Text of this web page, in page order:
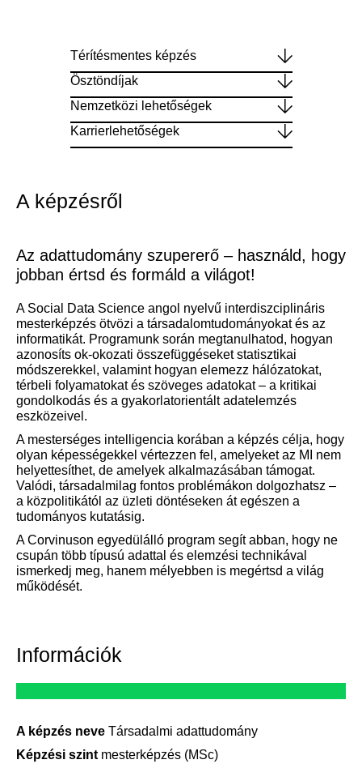
Térítésmentes képzés
Ösztöndíjak
Nemzetközi lehetőségek
Karrierlehetőségek
A képzésről
Az adattudomány szupererő – használd, hogy
jobban értsd és formáld a világot!
A Social Data Science angol nyelvű interdiszciplináris
mesterképzés ötvözi a társadalomtudományokat és az
informatikát. Programunk során megtanulhatod, hogyan
azonosíts ok-okozati összefüggéseket statisztikai
módszerekkel, valamint hogyan elemezz hálózatokat,
térbeli folyamatokat és szöveges adatokat – a kritikai
gondolkodás és a gyakorlatorientált adatelemzés
eszközeivel.
A mesterséges intelligencia korában a képzés célja, hogy
olyan képességekkel vértezzen fel, amelyeket az MI nem
helyettesíthet, de amelyek alkalmazásában támogat.
Valódi, társadalmilag fontos problémákon dolgozhatsz –
a közpolitikától az üzleti döntéseken át egészen a
tudományos kutatásig.
A Corvinuson egyedülálló program segít abban, hogy ne
csupán több típusú adattal és elemzési technikával
ismerkedj meg, hanem mélyebben is megértsd a világ
működését.
Információk
A képzés neve Társadalmi adattudomány
Képzési szint mesterképzés (MSc)